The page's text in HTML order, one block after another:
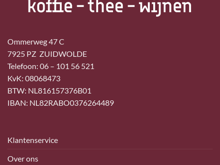
Ommerweg 47 C
7925 PZ ZUIDWOLDE
Telefoon: 06 – 101 56 521
KvK: 08068473
BTW: NL816157376B01
IBAN: NL82RABO0376264489
Klantenservice
Over ons